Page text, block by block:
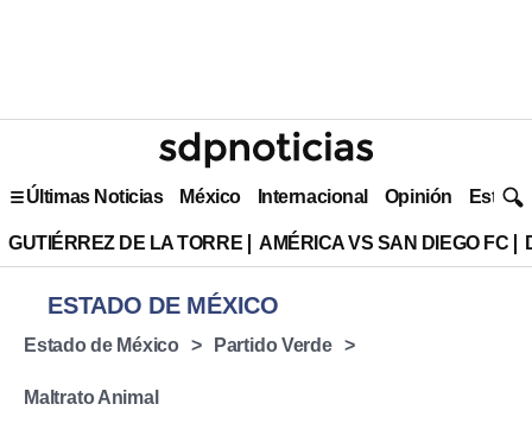
Últimas Noticias México Internacional Opinión Estilo
GUTIÉRREZ DE LA TORRE AMÉRICA VS SAN DIEGO FC
ESTADO DE MÉXICO
Estado de México Partido Verde
Maltrato Animal